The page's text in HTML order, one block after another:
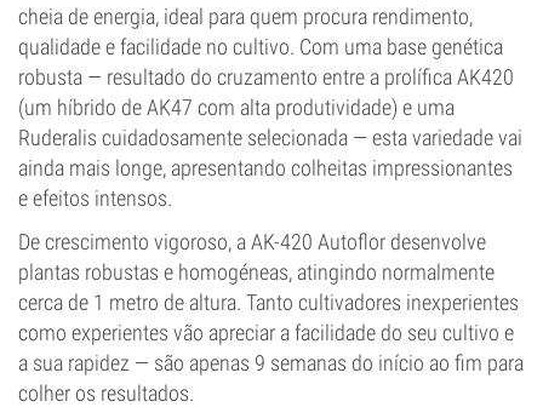
cheia de energia, ideal para quem procura rendimento,
qualidade e facilidade no cultivo. Com uma base genética
robusta — resultado do cruzamento entre a prolífica AK420
(um híbrido de AK47 com alta produtividade) e uma
Ruderalis cuidadosamente selecionada — esta variedade vai
ainda mais longe, apresentando colheitas impressionantes
e efeitos intensos.
De crescimento vigoroso, a AK-420 Autoflor desenvolve
plantas robustas e homogéneas, atingindo normalmente
cerca de 1 metro de altura. Tanto cultivadores inexperientes
como experientes vão apreciar a facilidade do seu cultivo e
a sua rapidez — são apenas 9 semanas do início ao fim para
colher os resultados.